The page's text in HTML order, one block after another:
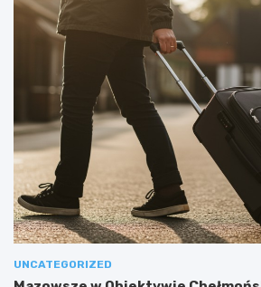
UNCATEGORIZED